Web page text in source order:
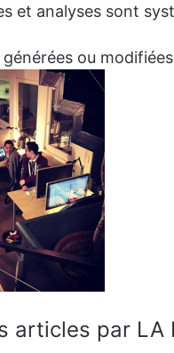
et analyses sont
ou
articles par LA